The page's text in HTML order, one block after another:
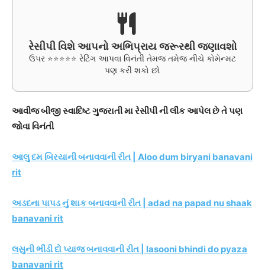
રેસીપી વિશે આપનો અભિપ્રાય જરૂરથી જણાવશો
ઉપર ⭐⭐⭐⭐⭐ રેટિંગ આપવા વિનંતી તેમજ તમેજ નીચે કોમેન્મટ
પણ કરી શકો છો
આવીજ બીજી સ્વાદિષ્ટ ગુજરાતી મા રેસીપી ની લીંક આપેલ છે તે પણ
જોવા વિનંતી
આલુ દમ બિરયાની બનાવવાની રીત | Aloo dum biryani banavani
rit
અડદના પાપડ નું શાક બનાવવાની રીત | adad na papad nu shaak
banavani rit
લસુની ભીંડી દો પ્યાજ બનાવવાની રીત | lasooni bhindi do pyaza
banavani rit